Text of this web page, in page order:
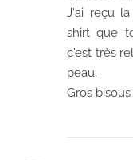
J'ai reçu
shirt que
c'est très
peau.
Gros bisous